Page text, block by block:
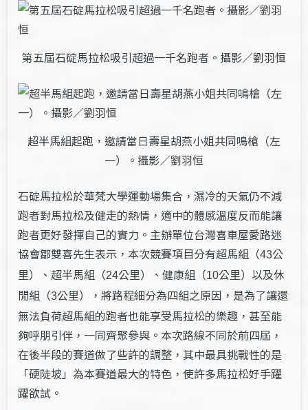
第五屆石碇馬拉松吸引超過一千名跑者。攝影／劉羽恒
超半馬組起跑，邀請當日壽星胡燕小姐共同鳴槍（左
一）。攝影／劉羽恒
石碇馬拉松於華梵大學運動場集合，濕冷的天氣仍不減
跑者對馬拉松及健走的熱情，適中的體感溫度反而能讓
跑者更好發揮自己的實力。主辦單位台灣喜車屋愛路迷
協會鄒雙喜先生表示，本次競賽項目分有超馬組（43公
里）、超半馬組（24公里）、健康組（10公里）以及休
閒組（3公里），將路程細分為四組之原因，是為了讓還
無法負荷超馬組的跑者也能享受馬拉松的樂趣，甚至能
夠呼朋引伴，一同齊聚參與。本次路線不同於前四屆，
在後半段的賽道做了些許的調整，其中最具挑戰性的是
「硬陡坡」為本賽道最大的特色，使許多馬拉松好手躍
躍欲試。